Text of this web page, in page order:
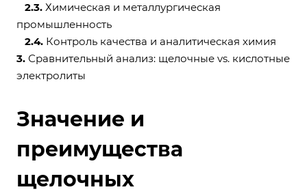
2.3. Химическая и металлургическая
промышленность
2.4. Контроль качества и аналитическая химия
3. Сравнительный анализ: щелочные vs. кислотные
электролиты
Значение и
преимущества
щелочных